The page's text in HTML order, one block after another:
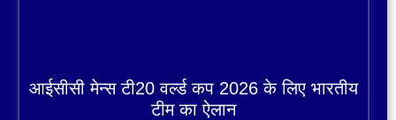
आईसीसी मेन्स टी20 वर्ल्ड कप 2026 के लिए भारतीय
टीम का ऐलान